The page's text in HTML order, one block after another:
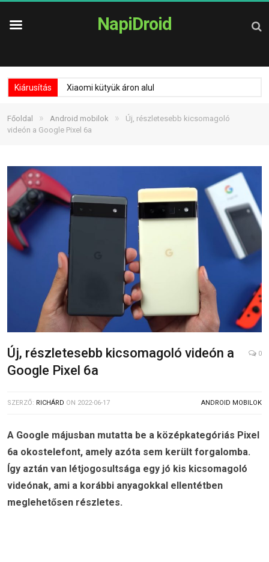
NapiDroid
Kiárusítás Xiaomi kütyük áron alul
Főoldal » Android mobilok »
Új, részletesebb kicsomagoló
videón a Google Pixel 6a
Új, részletesebb kicsomagoló videón a
Google Pixel 6a
0
SZERZŐ: RICHÁRD ON 2022-06-17 ANDROID MOBILOK
A Google májusban mutatta be a középkategóriás Pixel
6a okostelefont, amely azóta sem került forgalomba.
Így aztán van létjogosultsága egy jó kis kicsomagoló
videónak, ami a korábbi anyagokkal ellentétben
meglehetősen részletes.